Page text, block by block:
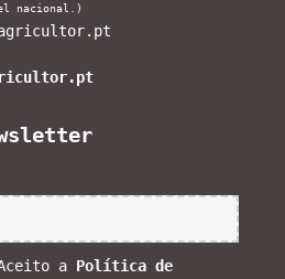
nacional.)
a Política de